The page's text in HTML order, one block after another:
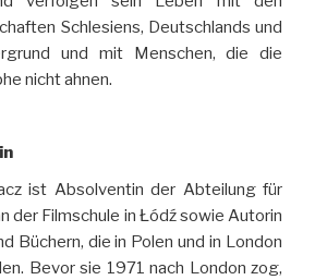
Schlesiens, Deutschlands und
und mit Menschen, die die
nicht ahnen.
ist Absolventin der Abteilung für
der Filmschule in Łódź sowie Autorin
Büchern, die in Polen und in London
Bevor sie 1971 nach London zog,